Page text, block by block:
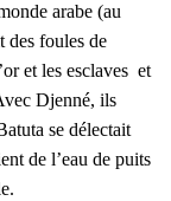
arabe (au
des foules de
et les esclaves et
Djenné, ils
se délectait
de l’eau de puits